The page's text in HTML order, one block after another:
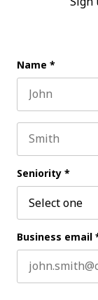
Name *
Seniority *
Business email